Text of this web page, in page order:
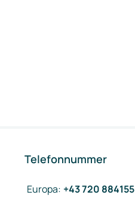
Telefonnummer
Europa: +43 720 884155